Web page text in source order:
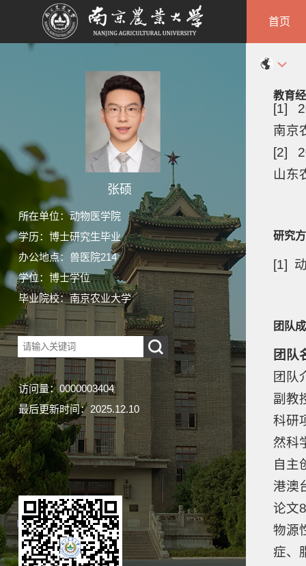
张硕
所在单位：动物医学院
学历：博士研究生毕业
办公地点：兽医院214
学位：博士学位
毕业院校：南京农业大学
访问量： 0000003404
最后更新时间： 2025.12.10
首页
教育
[1]
南京
[2]
山东
研究
[1]
团队
团队
团队
副教
科研
然科
自主
港澳
论文
物源
症、